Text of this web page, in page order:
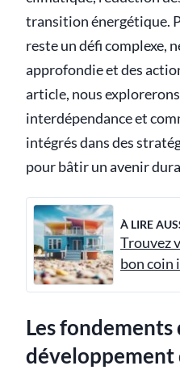
transition énergétique.
reste un défi complexe,
approfondie et des
article, nous
interdépendance et
intégrés dans des
pour bâtir un avenir
À LIRE
Trouvez
bon coin
Les fondements
développement